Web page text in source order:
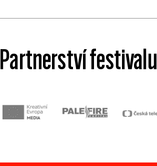
Partnerství festivalu